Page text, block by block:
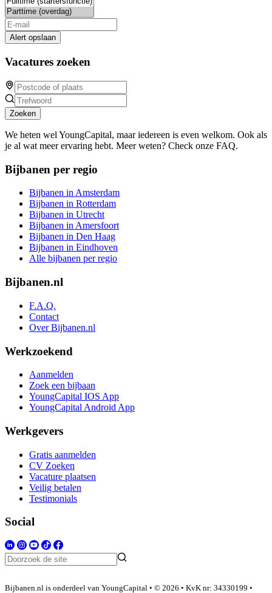
Alert opslaan
Vacatures zoeken
Zoeken
We heten wel YoungCapital, maar iedereen is even welkom. Ook als
je al wat meer ervaring hebt. Meer weten? Check onze FAQ.
Bijbanen per regio
Bijbanen in Amsterdam
Bijbanen in Rotterdam
Bijbanen in Utrecht
Bijbanen in Amersfoort
Bijbanen in Den Haag
Bijbanen in Eindhoven
Alle bijbanen per regio
Bijbanen.nl
F.A.Q.
Contact
Over Bijbanen.nl
Werkzoekend
Aanmelden
Zoek een bijbaan
YoungCapital IOS App
YoungCapital Android App
Werkgevers
Gratis aanmelden
CV Zoeken
Vacature plaatsen
Veilig betalen
Testimonials
Social
Bijbanen.nl is onderdeel van YoungCapital • © 2026 • KvK nr: 34330199 •